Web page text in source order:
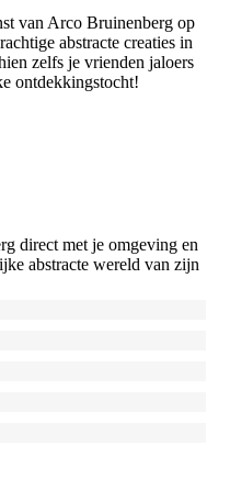
van Arco Bruinenberg op
abstracte creaties in
zelfs je vrienden jaloers
ontdekkingstocht!
direct met je omgeving en
abstracte wereld van zijn